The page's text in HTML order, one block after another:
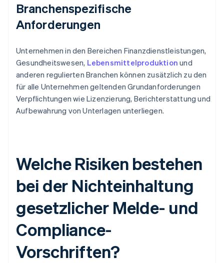
Branchenspezifische
Anforderungen
Unternehmen in den Bereichen Finanzdienstleistungen,
Gesundheitswesen, Lebensmittelproduktion und
anderen regulierten Branchen können zusätzlich zu den
für alle Unternehmen geltenden Grundanforderungen
Verpflichtungen wie Lizenzierung, Berichterstattung und
Aufbewahrung von Unterlagen unterliegen.
Welche Risiken bestehen
bei der Nichteinhaltung
gesetzlicher Melde- und
Compliance-
Vorschriften?